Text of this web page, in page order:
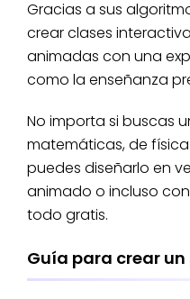
Gracias a sus
crear clases
animadas con una
como la enseñanza
No importa si buscas
matemáticas, de
puedes diseñarlo en
animado o incluso
todo gratis.
Guía para crear